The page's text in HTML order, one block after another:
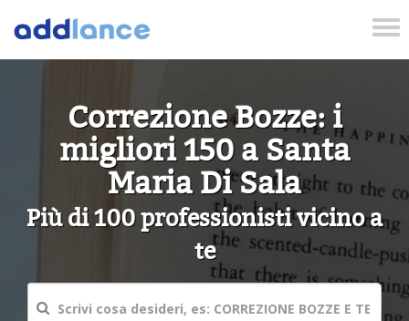
Correzione Bozze: i
migliori 150 a Santa
Maria Di Sala
Più di 100 professionisti vicino a
te